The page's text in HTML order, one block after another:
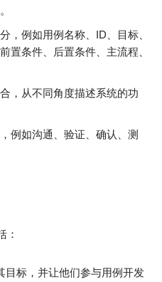
，例如用例名称、ID、目标、
置条件、后置条件、主流程、
，从不同角度描述系统的功
例如沟通、验证、确认、测
：
目标，并让他们参与用例开发